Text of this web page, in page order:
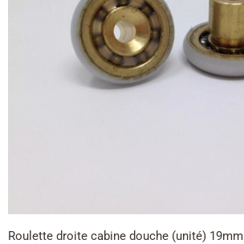
Roulette droite cabine douche (unité) 19mm